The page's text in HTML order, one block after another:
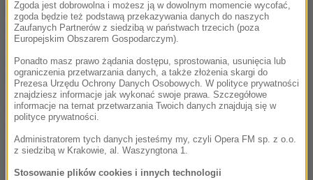
Emocje wokół nowej ekranizacji „Wichrowych wzgórz”
podgrzał opublikowany na początku września zwiastun filmu
Emerald Fennell. Znalazło się w nim miejsce dla dużej dozy
erotyzmu. Po raz pierwszy można było też zobaczyć Jacoba
Elordiego i Margot Robbie jako parę głównych bohaterów.
Zwiastun podsycił pojawiającą się wcześniej krytykę obsady.
Robbie, zdaniem fanów, nie jest już w nastoletnim wieku,
tak, jak bohaterka książki Bronte, Catherine Earnshaw. Z
kolei książkowy Heathcliff opisywany jest jako mężczyzna o
ciemnej skórze. Zupełnie przeciwieństwo Elordiego.
Zgoda jest dobrowolna i możesz ją w dowolnym momencie wycofać,
zgoda będzie też podstawą przekazywania danych do naszych
Zaufanych Partnerów z siedzibą w państwach trzecich (poza
Europejskim Obszarem Gospodarczym).
Ponadto masz prawo żądania dostępu, sprostowania, usunięcia lub
ograniczenia przetwarzania danych, a także złożenia skargi do
Prezesa Urzędu Ochrony Danych Osobowych. W polityce prywatności
znajdziesz informacje jak wykonać swoje prawa. Szczegółowe
informacje na temat przetwarzania Twoich danych znajdują się w
polityce prywatności.
Administratorem tych danych jesteśmy my, czyli Opera FM sp. z o.o.
z siedzibą w Krakowie, al. Waszyngtona 1.
Stosowanie plików cookies i innych technologii